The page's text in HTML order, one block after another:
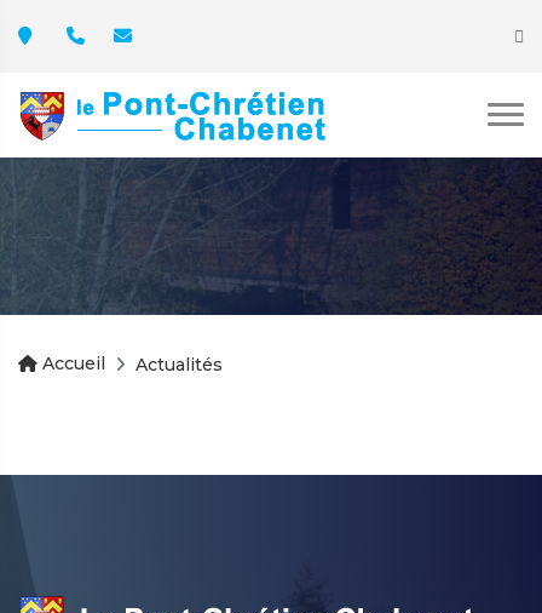
Accueil Actualités